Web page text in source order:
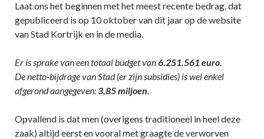
Laat ons het beginnen met het meest recente bedrag, dat
gepubliceerd is op 10 oktober van dit jaar op de website
van Stad Kortrijk en in de media.
Er is sprake van een totaal budget van6.251.561 euro.
De netto-bijdrage van Stad (er zijn subsidies) is wel enkel
afgerond aangegeven:3,85 miljoen.
Opvallend is dat men (overigens traditioneel in heel deze
zaak) altijd eerst en vooral met graagte de verworven